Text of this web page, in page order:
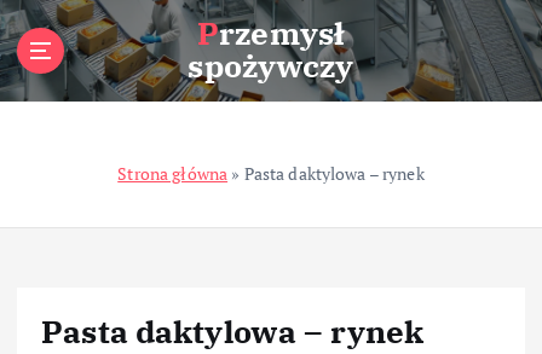
S
k
i
p
n
Przemysł
spożywczy
Strona główna » Pasta daktylowa – rynek
Pasta daktylowa – rynek